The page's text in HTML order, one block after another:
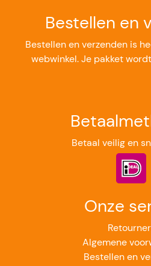
Bestellen en
Bestellen en verzenden is
webwinkel. Je pakket
Betaal veilig en
Onze
Algemene
Bestellen en